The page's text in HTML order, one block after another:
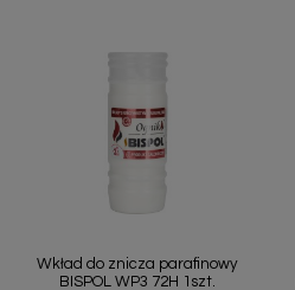
Wkład do znicza parafinowy
BISPOL WP3 72H 1szt.